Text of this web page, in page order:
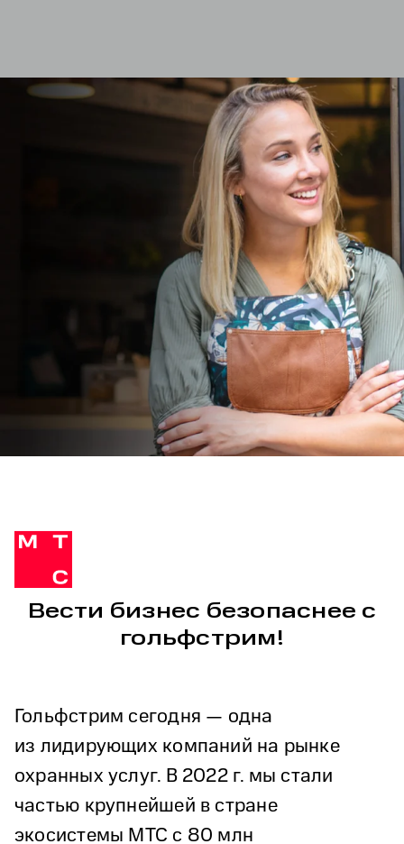
Вести бизнес безопаснее с
гольфстрим!
Гольфстрим сегодня — одна
из лидирующих компаний на рынке
охранных услуг. В 2022 г. мы стали
частью крупнейшей в стране
экосистемы МТС с 80 млн